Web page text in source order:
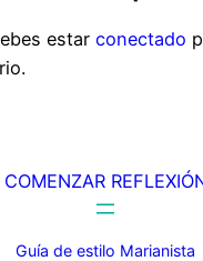
estar conectado
COMENZAR
Guía de estilo Marianista